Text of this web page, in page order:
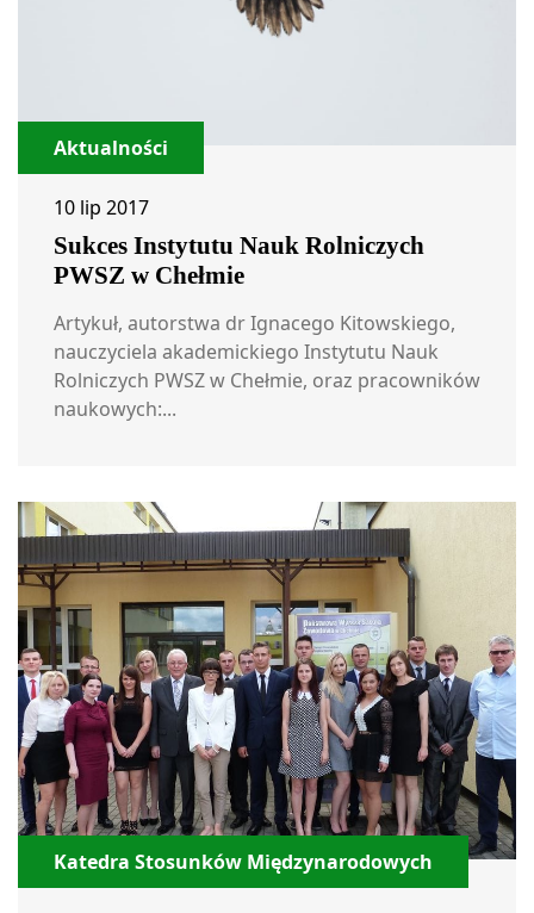
Aktualności
10 lip 2017
Sukces Instytutu Nauk Rolniczych
PWSZ w Chełmie
Artykuł, autorstwa dr Ignacego Kitowskiego,
nauczyciela akademickiego Instytutu Nauk
Rolniczych PWSZ w Chełmie, oraz pracowników
naukowych:...
Katedra Stosunków Międzynarodowych